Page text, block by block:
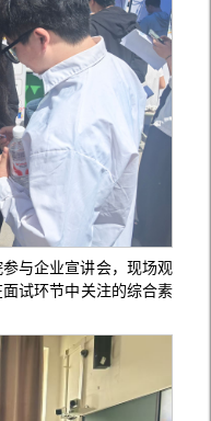
与企业宣讲会，现场观
试环节中关注的综合素